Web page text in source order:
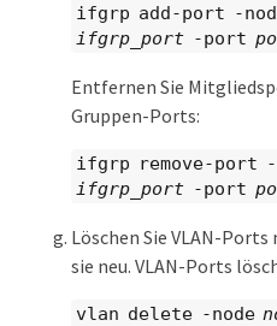
ifgrp add-port -
ifgrp_port -port
Entfernen Sie
Gruppen-Ports:
ifgrp remove-port -
ifgrp_port -port
Löschen Sie VLAN-
sie neu. VLAN-Ports
vlan delete -node